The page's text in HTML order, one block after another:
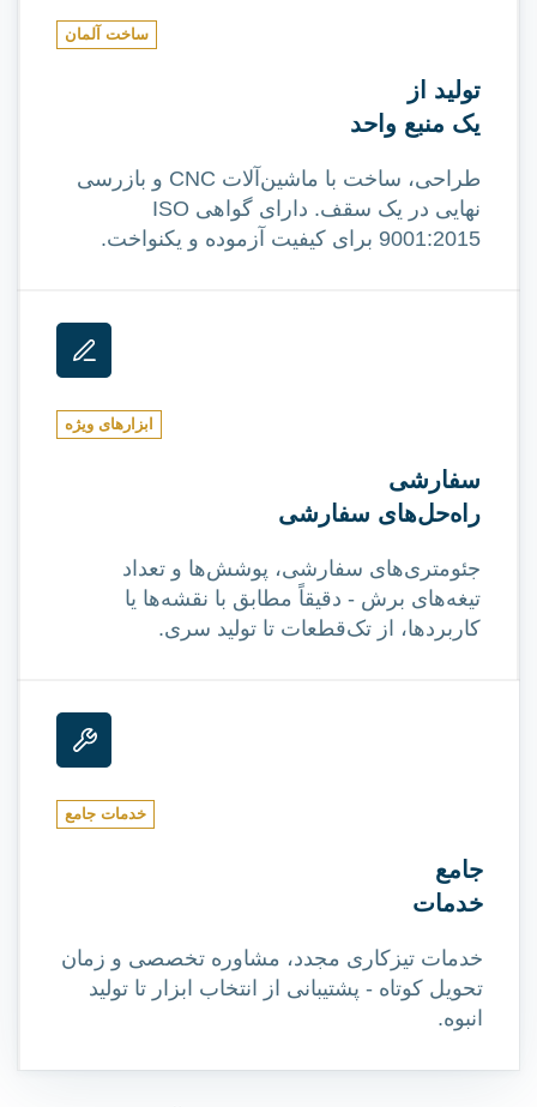
ساخت آلمان
تولید از
یک منبع واحد
طراحی، ساخت با ماشین‌آلات CNC و بازرسی
نهایی در یک سقف. دارای گواهی ISO
9001:2015 برای کیفیت آزموده و یکنواخت.
ابزارهای ویژه
سفارشی
راه‌حل‌های سفارشی
جئومتری‌های سفارشی، پوشش‌ها و تعداد
تیغه‌های برش - دقیقاً مطابق با نقشه‌ها یا
کاربردها، از تک‌قطعات تا تولید سری.
خدمات جامع
جامع
خدمات
خدمات تیزکاری مجدد، مشاوره تخصصی و زمان
تحویل کوتاه - پشتیبانی از انتخاب ابزار تا تولید
انبوه.